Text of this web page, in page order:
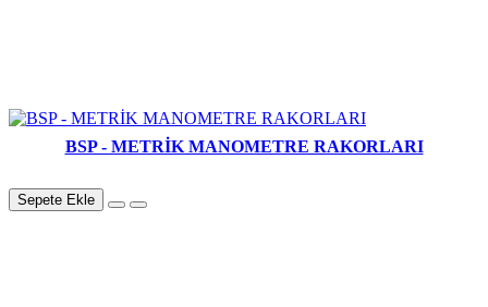
BSP - METRİK MANOMETRE RAKORLARI
Sepete Ekle